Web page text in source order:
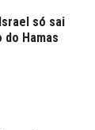
só sai
do Hamas